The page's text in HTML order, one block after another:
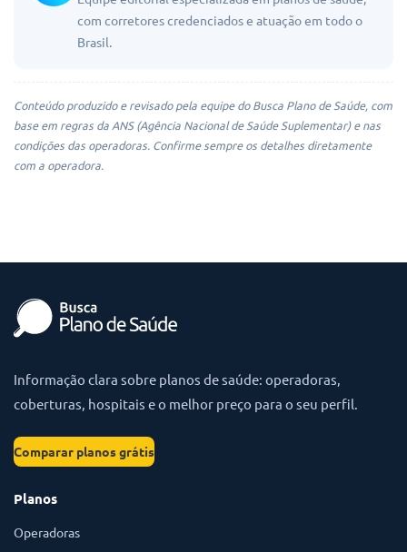
com corretores credenciados e atuação em todo o
Brasil.
Conteúdo produzido e revisado pela equipe do Busca Plano de Saúde, com
base em regras da ANS (Agência Nacional de Saúde Suplementar) e nas
condições das operadoras. Confirme sempre os detalhes diretamente
com a operadora.
Informação clara sobre planos de saúde: operadoras,
coberturas, hospitais e o melhor preço para o seu perfil.
Comparar planos grátis
Planos
Operadoras